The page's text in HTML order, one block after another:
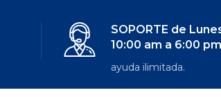
SOPORTE de
10:00 am a 6:00 pm
ayuda ilimitada.